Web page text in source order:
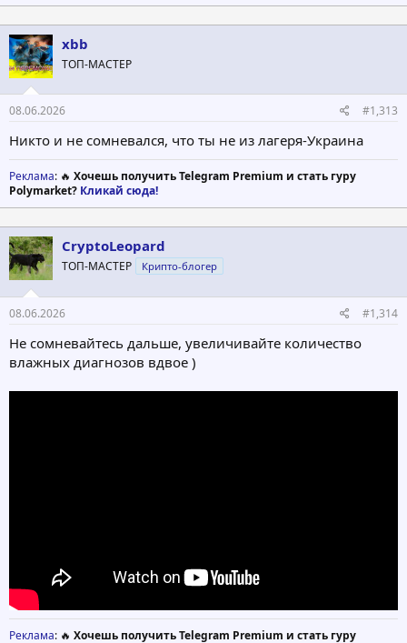
xbb
ТОП-МАСТЕР
08.06.2026 #1,313
Никто и не сомневался, что ты не из лагеря-Украина
Реклама: 🔥 Хочешь получить Telegram Premium и стать гуру
Polymarket? Кликай сюда!
CryptoLeopard
ТОП-МАСТЕР Крипто-блогер
08.06.2026 #1,314
Не сомневайтесь дальше, увеличивайте количество
влажных диагнозов вдвое )
Реклама: 🔥 Хочешь получить Telegram Premium и стать гуру